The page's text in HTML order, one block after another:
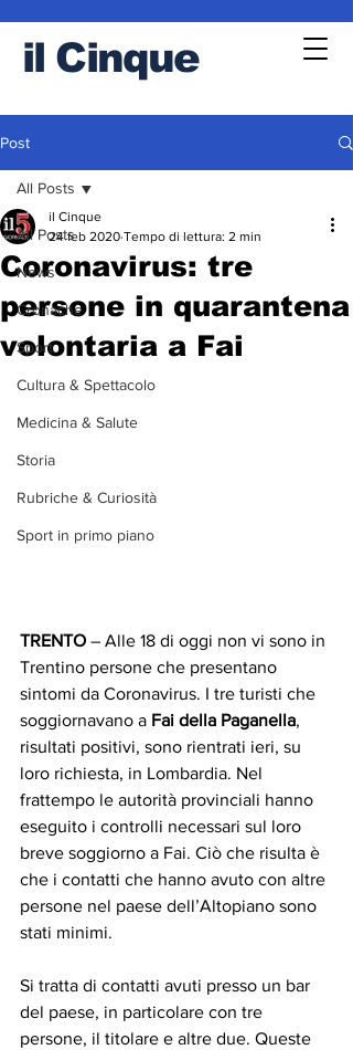
il Cinque
Post
All Posts
News
Cronache
Sport
Cultura & Spettacolo
Medicina & Salute
Storia
Rubriche & Curiosità
Sport in primo piano
All Posts
Coronavirus: tre
persone in quarantena
volontaria a Fai
il Cinque
24 feb 2020 Tempo di lettura: 2 min
TRENTO – Alle 18 di oggi non vi sono in
Trentino persone che presentano
sintomi da Coronavirus. I tre turisti che
soggiornavano a Fai della Paganella,
risultati positivi, sono rientrati ieri, su
loro richiesta, in Lombardia. Nel
frattempo le autorità provinciali hanno
eseguito i controlli necessari sul loro
breve soggiorno a Fai. Ciò che risulta è
che i contatti che hanno avuto con altre
persone nel paese dell’Altopiano sono
stati minimi.
Si tratta di contatti avuti presso un bar
del paese, in particolare con tre
persone, il titolare e altre due. Queste